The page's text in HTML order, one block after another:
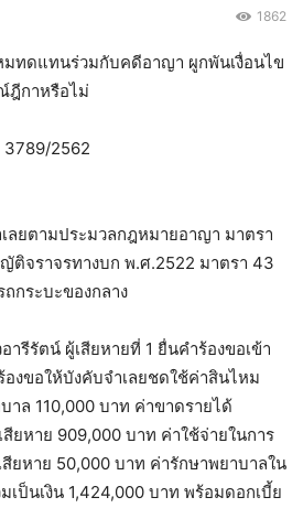
1862
ทดแทนร่วมกับคดีอาญา ผูกพันเงื่อนไข
ฎีกาหรือไม่
2562
ลยตามประมวลกฎหมายอาญา มาตรา
ติจราจรทางบก พ.ศ.2522 มาตรา 43
ถกระบะของกลาง
ารีรัตน์ ผู้เสียหายที่ 1 ยื่นคำร้องขอเข้า
งขอให้บังคับจำเลยชดใช้ค่าสินไหม
ล 110,000 บาท ค่าขาดรายได้
ยหาย 909,000 บาท ค่าใช้จ่ายในการ
ยหาย 50,000 บาท ค่ารักษาพยาบาลใน
เป็นเงิน 1,424,000 บาท พร้อมดอกเบี้ย